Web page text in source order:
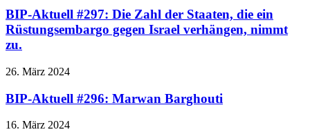
BIP-Aktuell #297: Die Zahl der Staaten, die ein
Rüstungsembargo gegen Israel verhängen, nimmt
zu.
26. März 2024
BIP-Aktuell #296: Marwan Barghouti
16. März 2024